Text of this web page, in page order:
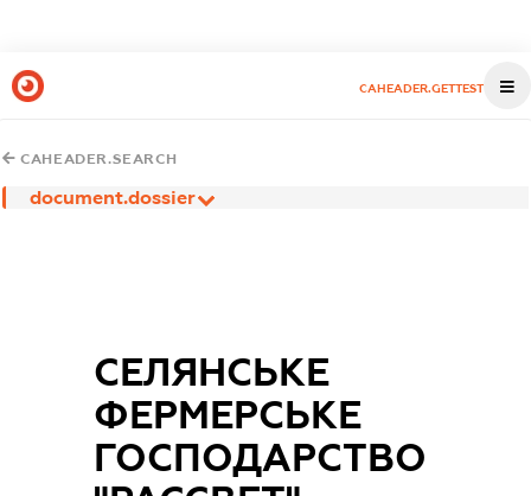
CAHEADER.GETTEST
CAHEADER.SEARCH
document.dossier
СЕЛЯНСЬКЕ
ФЕРМЕРСЬКЕ
ГОСПОДАРСТВО